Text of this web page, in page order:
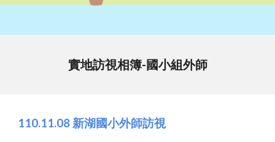
實地訪視相簿-國小組外師
110.11.08 新湖國小外師訪視